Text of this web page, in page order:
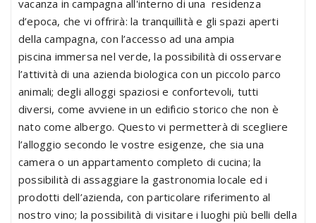
vacanza in campagna all'interno di una residenza
d’epoca, che vi offrirà: la tranquillità e gli spazi aperti
della campagna, con l’accesso ad una ampia
piscina immersa nel verde, la possibilità di osservare
l’attività di una azienda biologica con un piccolo parco
animali; degli alloggi spaziosi e confortevoli, tutti
diversi, come avviene in un edificio storico che non è
nato come albergo. Questo vi permetterà di scegliere
l’alloggio secondo le vostre esigenze, che sia una
camera o un appartamento completo di cucina; la
possibilità di assaggiare la gastronomia locale ed i
prodotti dell’azienda, con particolare riferimento al
nostro vino; la possibilità di visitare i luoghi più belli della